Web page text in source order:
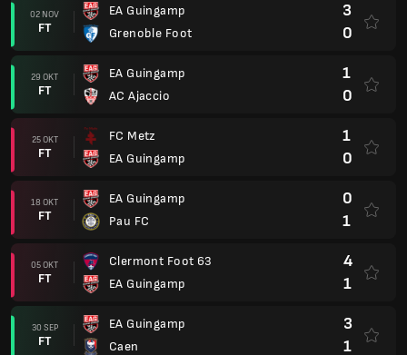
02 NOV
FT
EA Guingamp
Grenoble Foot
3
0
29 OKT
FT
EA Guingamp
AC Ajaccio
1
0
25 OKT
FT
FC Metz
EA Guingamp
1
0
18 OKT
FT
EA Guingamp
Pau FC
0
1
05 OKT
FT
Clermont Foot 63
EA Guingamp
4
1
30 SEP
FT
EA Guingamp
Caen
3
1